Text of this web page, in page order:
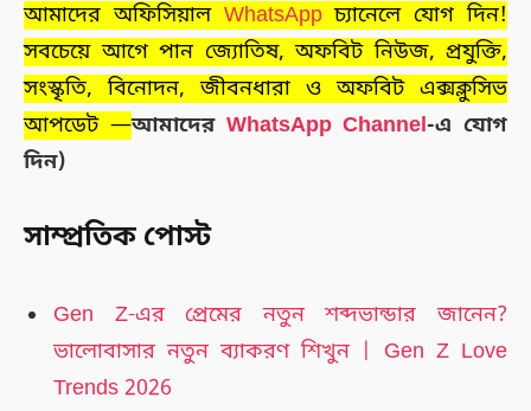
আমাদের অফিসিয়াল WhatsAppচ্যানেলে যোগ দিন!
সবচেয়ে আগে পান জ্যোতিষ, অফবিট নিউজ, প্রযুক্তি,
সংস্কৃতি, বিনোদন, জীবনধারা ও অফবিট এক্সক্লুসিভ
আপডেট —আমাদের WhatsApp Channel-এ যোগ
দিন)
সাম্প্রতিক পোস্ট
Gen Z-এর প্রেমের নতুন শব্দভান্ডার জানেন?
ভালোবাসার নতুন ব্যাকরণ শিখুন | Gen Z Love
Trends 2026